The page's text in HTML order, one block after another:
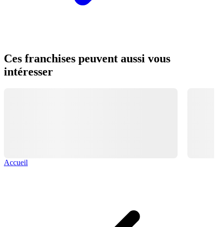
Ces franchises peuvent aussi vous
intéresser
Accueil